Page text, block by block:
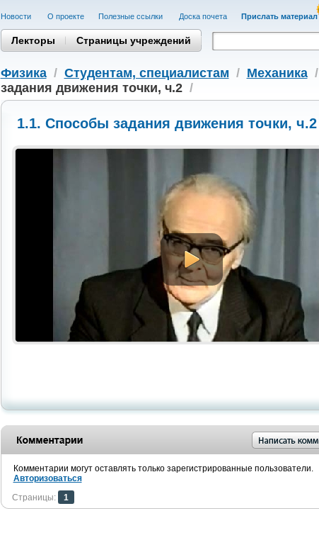
Новости О проекте Полезные cсылки Доска почета Прислать материал
Лекторы Страницы учреждений
Физика/ Студентам, cпециалистам / Механика/
задания движения точки, ч.2/
1.1. Способы задания движения точки, ч.2
Комментарии могут оставлять только зарегистрированные пользователи.
Авторизоваться
Страницы:
1